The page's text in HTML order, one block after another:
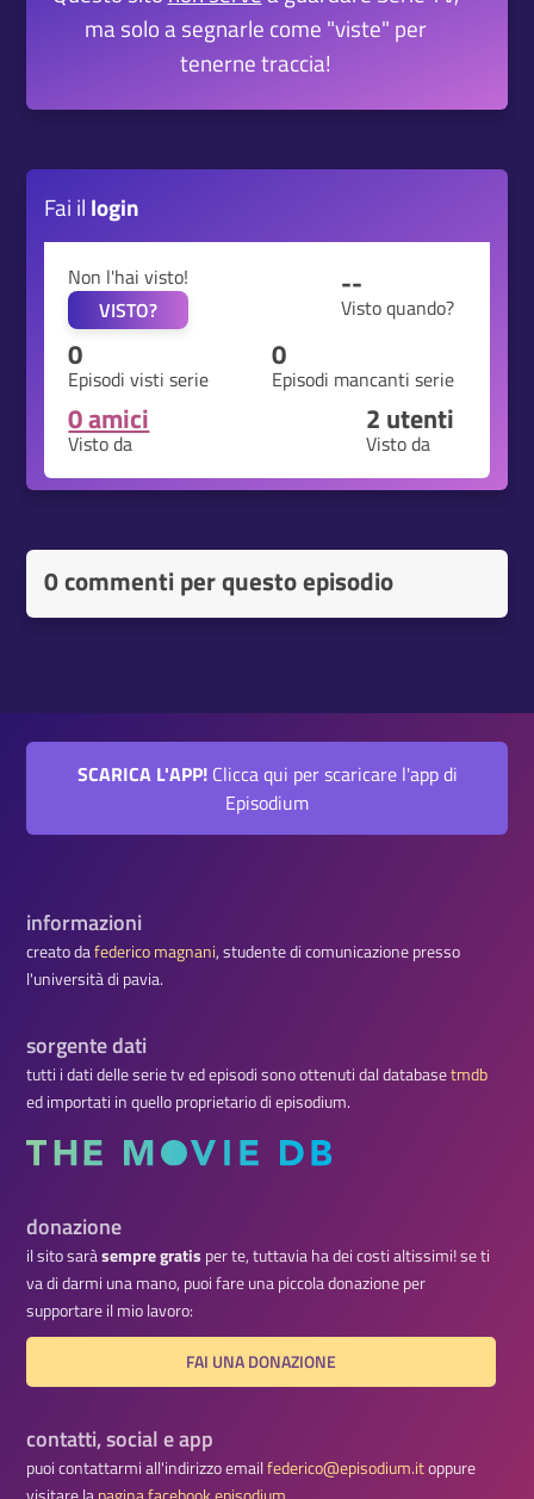
ma solo a segnarle come "viste" per
tenerne traccia!
Fai il login
Non l'hai visto!
VISTO?
--
Visto quando?
0
Episodi visti serie
0
Episodi mancanti serie
0 amici
Visto da
2 utenti
Visto da
0 commenti per questo episodio
SCARICA L'APP!Clicca qui per scaricare l'app di
Episodium
informazioni
creato dafederico magnani, studente di comunicazione presso
l'università di pavia.
sorgente dati
tutti i dati delle serie tv ed episodi sono ottenuti dal databasetmdb
ed importati in quello proprietario di episodium.
donazione
il sito saràsempre gratis per te, tuttavia ha dei costi altissimi! se ti
va di darmi una mano, puoi fare una piccola donazione per
supportare il mio lavoro:
FAI UNA DONAZIONE
contatti, social e app
puoi contattarmi all'indirizzo emailfederico@episodium.itoppure